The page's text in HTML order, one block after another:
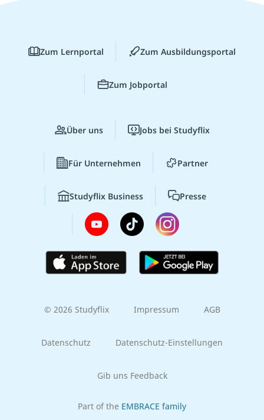
Zum Lernportal Zum Ausbildungsportal
Zum Jobportal
Über uns Jobs bei Studyflix
Für Unternehmen Partner
Studyflix Business Presse
© 2026 Studyflix Impressum AGB
Datenschutz Datenschutz-Einstellungen
Gib uns Feedback
Part of the EMBRACE family